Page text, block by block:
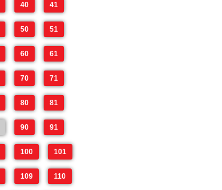
40 41
50 51
60 61
70 71
80 81
90 91
100 101
109 110